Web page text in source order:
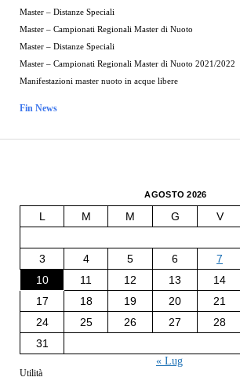
Master – Distanze Speciali
Master – Campionati Regionali Master di Nuoto
Master – Distanze Speciali
Master – Campionati Regionali Master di Nuoto 2021/2022
Manifestazioni master nuoto in acque libere
Fin News
AGOSTO 2026
L M M G V
3
4 5 6 7
10
11 12 13 14
17
18 19 20 21
24
25 26 27 28
31
« Lug
Utilità